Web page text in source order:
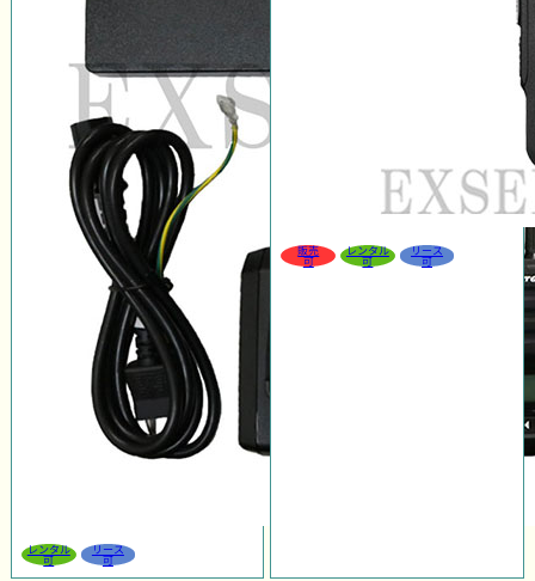
レンタル
可
リース
可
販売
可
レンタル
可
リース
可